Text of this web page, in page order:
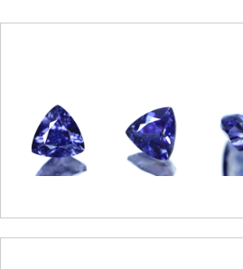
ご注文手続き
カートを見る